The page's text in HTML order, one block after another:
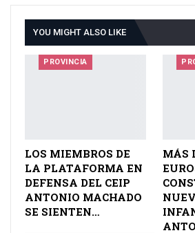
YOU MIGHT ALSO LIKE
PROVINCIA
LOS MIEMBROS DE
LA PLATAFORMA EN
DEFENSA DEL CEIP
ANTONIO MACHADO
SE SIENTEN…
MÁS